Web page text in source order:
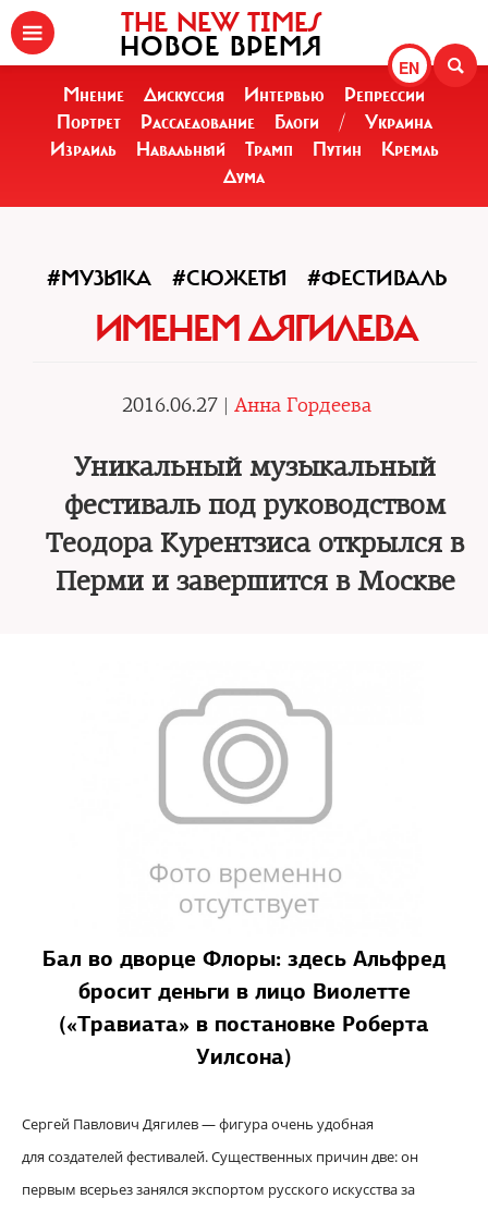
EN
THE NEW TIMES
НОВОЕ ВРЕМЯ
Мнение Дискуссия Интервью
Репрессии
Портрет
Расследование Блоги /
Украина
Израиль
Навальный Трамп Путин
Кремль
Дума
#МУЗЫКА #СЮЖЕТЫ #ФЕСТИВАЛЬ
ИМЕНЕМ ДЯГИЛЕВА
2016.06.27 | Анна Гордеева
Уникальный музыкальный
фестиваль под руководством
Теодора Курентзиса открылся в
Перми и завершится в Москве
Бал во дворце Флоры: здесь Альфред
бросит деньги в лицо Виолетте
(«Травиата» в постановке Роберта
Уилсона)
Сергей Павлович Дягилев — фигура очень удобная
для создателей фестивалей. Существенных причин две: он
первым всерьез занялся экспортом русского искусства за